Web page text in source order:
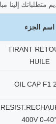
اسم الجزء
TIRANT
HUILE
OIL CAP F1
400V 0-40°